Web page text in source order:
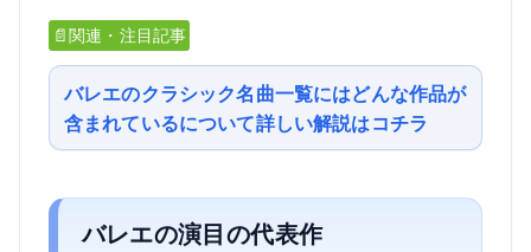
📄関連・注目記事
バレエのクラシック名曲一覧にはどんな作品が
含まれているについて詳しい解説はコチラ
バレエの演目の代表作